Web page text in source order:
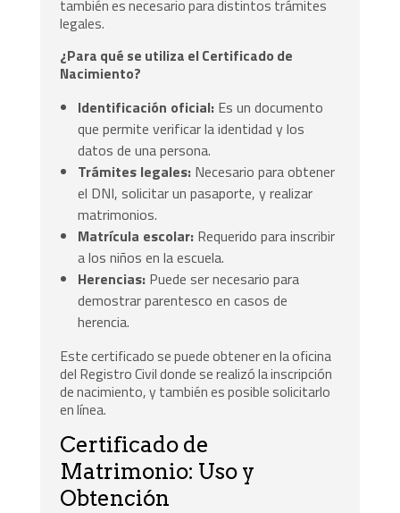
también es necesario para distintos trámites
legales.
¿Para qué se utiliza el Certificado de
Nacimiento?
Identificación oficial: Es un documento
que permite verificar la identidad y los
datos de una persona.
Trámites legales: Necesario para obtener
el DNI, solicitar un pasaporte, y realizar
matrimonios.
Matrícula escolar: Requerido para inscribir
a los niños en la escuela.
Herencias: Puede ser necesario para
demostrar parentesco en casos de
herencia.
Este certificado se puede obtener en la oficina
del Registro Civil donde se realizó la inscripción
de nacimiento, y también es posible solicitarlo
en línea.
Certificado de
Matrimonio: Uso y
Obtención